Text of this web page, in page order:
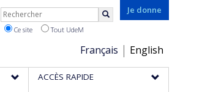
Je donne
Choix
de
la
Français English
Rechercher
Ce site Tout UdeM
ACCÈS RAPIDE